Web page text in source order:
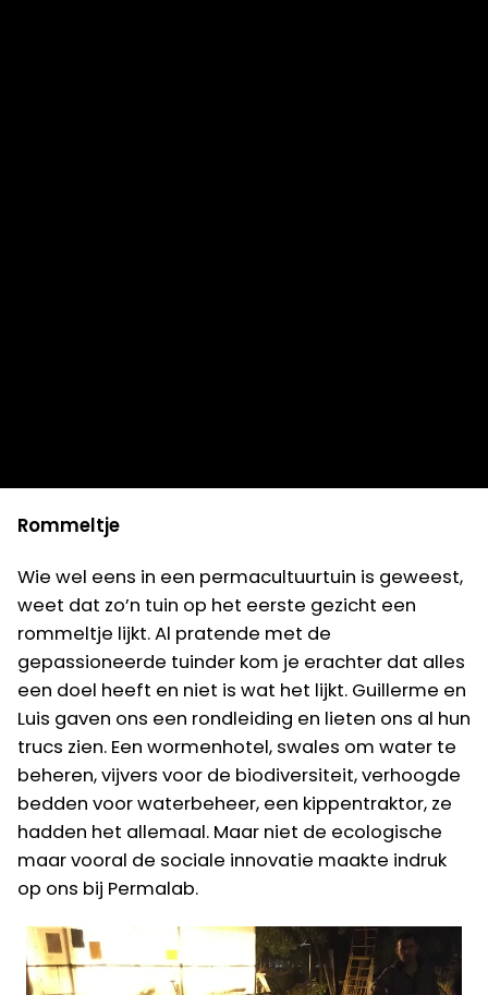
Rommeltje
Wie wel eens in een permacultuurtuin is geweest,
weet dat zo’n tuin op het eerste gezicht een
rommeltje lijkt. Al pratende met de
gepassioneerde tuinder kom je erachter dat alles
een doel heeft en niet is wat het lijkt. Guillerme en
Luis gaven ons een rondleiding en lieten ons al hun
trucs zien. Een wormenhotel, swales om water te
beheren, vijvers voor de biodiversiteit, verhoogde
bedden voor waterbeheer, een kippentraktor, ze
hadden het allemaal. Maar niet de ecologische
maar vooral de sociale innovatie maakte indruk
op ons bij Permalab.